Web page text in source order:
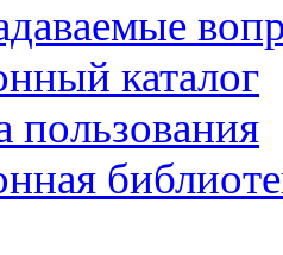
каталог
пользования